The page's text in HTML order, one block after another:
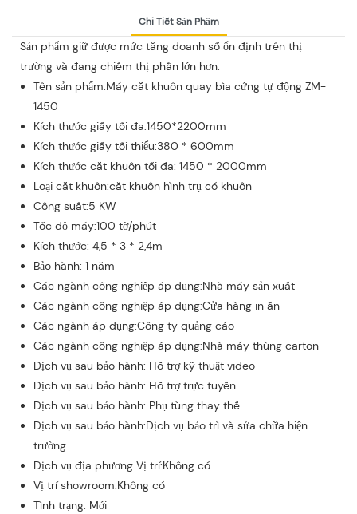
Chi Tiết Sản Phẩm
Sản phẩm giữ được mức tăng doanh số ổn định trên thị
trường và đang chiếm thị phần lớn hơn.
Tên sản phẩm:Máy cắt khuôn quay bìa cứng tự động ZM-
1450
Kích thước giấy tối đa:1450*2200mm
Kích thước giấy tối thiểu:380 * 600mm
Kích thước cắt khuôn tối đa: 1450 * 2000mm
Loại cắt khuôn:cắt khuôn hình trụ có khuôn
Công suất:5 KW
Tốc độ máy:100 tờ/phút
Kích thước: 4,5 * 3 * 2,4m
Bảo hành: 1 năm
Các ngành công nghiệp áp dụng:Nhà máy sản xuất
Các ngành công nghiệp áp dụng:Cửa hàng in ấn
Các ngành áp dụng:Công ty quảng cáo
Các ngành công nghiệp áp dụng:Nhà máy thùng carton
Dịch vụ sau bảo hành: Hỗ trợ kỹ thuật video
Dịch vụ sau bảo hành: Hỗ trợ trực tuyến
Dịch vụ sau bảo hành: Phụ tùng thay thế
Dịch vụ sau bảo hành:Dịch vụ bảo trì và sửa chữa hiện
trường
Dịch vụ địa phương Vị trí:Không có
Vị trí showroom:Không có
Tình trạng: Mới